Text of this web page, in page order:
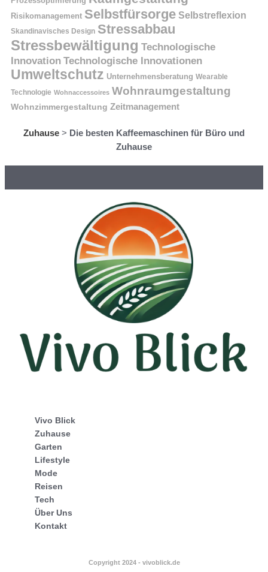
Risikomanagement Selbstfürsorge Selbstreflexion
Skandinavisches Design Stressabbau
Stressbewältigung Technologische
Innovation Technologische Innovationen
Umweltschutz Unternehmensberatung Wearable
Technologie Wohnaccessoires Wohnraumgestaltung
Wohnzimmergestaltung Zeitmanagement
Zuhause > Die besten Kaffeemaschinen für Büro und
Zuhause
Vivo Blick
Zuhause
Garten
Lifestyle
Mode
Reisen
Tech
Über Uns
Kontakt
Copyright 2024 - vivoblick.de